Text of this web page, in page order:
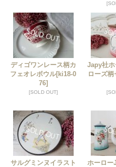
ディゴワンレース柄カ
フェオレボウル[ki18-0
76]
[SOLD OUT]
Japy社ホ
ローズ柄
サルグミンヌイラスト
ホーロー